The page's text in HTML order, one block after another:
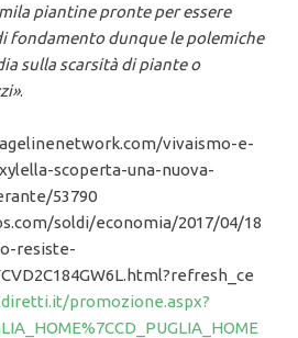
piantine pronte per essere
fondamento dunque le polemiche
sulla scarsità di piante o
».
vivaismo-e-
scoperta-una-nuova-
53790
soldi/economia/2017/04/18
resiste-
promozione.aspx?